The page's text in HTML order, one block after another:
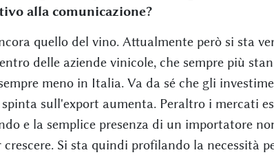
alla comunicazione?
quello del vino. Attualmente però si sta
delle aziende vinicole, che sempre più
meno in Italia. Va da sé che gli
sull'export aumenta. Peraltro i mercati
e la semplice presenza di un importatore
Si sta quindi profilando la necessità